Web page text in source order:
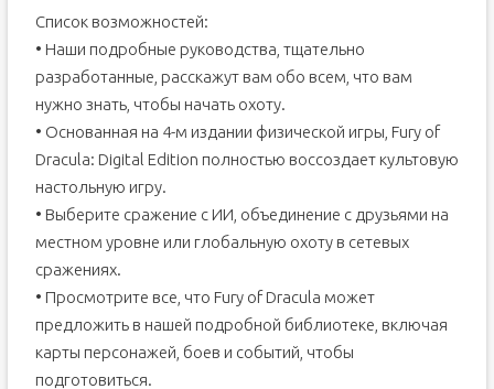
Список возможностей:
• Наши подробные руководства, тщательно
разработанные, расскажут вам обо всем, что вам
нужно знать, чтобы начать охоту.
• Основанная на 4-м издании физической игры, Fury of
Dracula: Digital Edition полностью воссоздает культовую
настольную игру.
• Выберите сражение с ИИ, объединение с друзьями на
местном уровне или глобальную охоту в сетевых
сражениях.
• Просмотрите все, что Fury of Dracula может
предложить в нашей подробной библиотеке, включая
карты персонажей, боев и событий, чтобы
подготовиться.